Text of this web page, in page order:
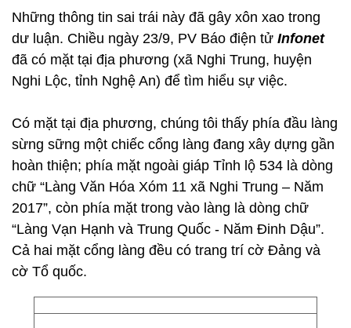
Những thông tin sai trái này đã gây xôn xao trong
dư luận. Chiều ngày 23/9, PV Báo điện tử Infonet
đã có mặt tại địa phương (xã Nghi Trung, huyện
Nghi Lộc, tỉnh Nghệ An) để tìm hiểu sự việc.
Có mặt tại địa phương, chúng tôi thấy phía đầu làng
sừng sững một chiếc cổng làng đang xây dựng gần
hoàn thiện; phía mặt ngoài giáp Tỉnh lộ 534 là dòng
chữ “Làng Văn Hóa Xóm 11 xã Nghi Trung – Năm
2017”, còn phía mặt trong vào làng là dòng chữ
“Làng Vạn Hạnh và Trung Quốc - Năm Đinh Dậu”.
Cả hai mặt cổng làng đều có trang trí cờ Đảng và
cờ Tổ quốc.